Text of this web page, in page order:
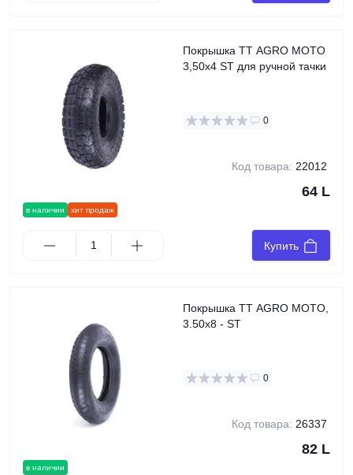
в наличии хит продаж
Покрышка TT AGRO MOTO
3,50x4 ST для ручной тачки
0
Код товара: 22012
64 L
Купить
в наличии
Покрышка TT AGRO MOTO,
3.50x8 - ST
0
Код товара: 26337
82 L